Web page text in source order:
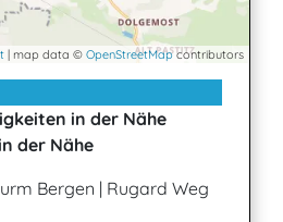
| map data © OpenStreetMapcontributors
in der Nähe
der Nähe
Bergen | Rugard Weg